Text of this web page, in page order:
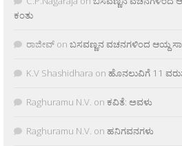
ಕಂತು
ರಾಜೀವ್ on ಬಸವಣ್ಣನ ವಚನಗಳಿಂದ ಆಯ್ದ
K.V Shashidhara on ಹೊನಲುವಿಗೆ 11
Raghuramu N.V. on ಕವಿತೆ: ಅವಳು
Raghuramu N.V. on ಹನಿಗವನಗಳು